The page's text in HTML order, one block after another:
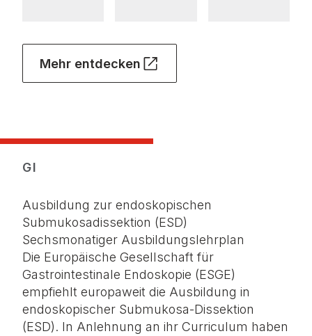
Mehr entdecken
GI
Ausbildung zur endoskopischen
Submukosadissektion (ESD)
Sechsmonatiger Ausbildungslehrplan
Die Europäische Gesellschaft für
Gastrointestinale Endoskopie (ESGE)
empfiehlt europaweit die Ausbildung in
endoskopischer Submukosa-Dissektion
(ESD). In Anlehnung an ihr Curriculum haben